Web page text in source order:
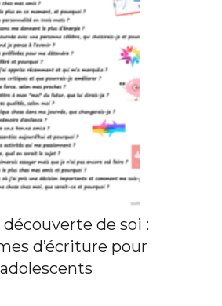
de soi :
d’écriture pour
adolescents